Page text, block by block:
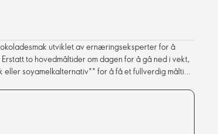
utviklet av ernæringseksperter for å
to hovedmåltider om dagen for å gå ned i vekt,
eller soyamelkalternativ** for å få et fullverdig måltid.